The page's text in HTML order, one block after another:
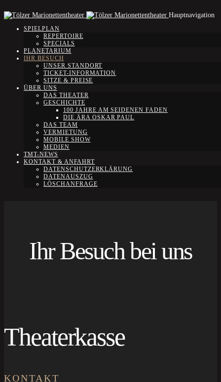
Hauptnavigation
SPIELPLAN
REPERTOIRE
SPECIALS
PLANETARIUM
IHR BESUCH
UNSER STANDORT
TICKET-INFORMATION
SITZE & PREISE
ÜBER UNS
DAS THEATER
GESCHICHTE
100 JAHRE AM SEIDENEN FADEN
DIE ÄRA OSKAR PAUL
DAS TEAM
VERMIETUNG
MOBILE SHOW
MEDIEN
TMT-NEWS
KONTAKT & ANFAHRT
DATENSCHUTZERKLÄRUNG
DATENAUSZUG
LÖSCHANFRAGE
Ihr Besuch bei uns
Theaterkasse
KONTAKT